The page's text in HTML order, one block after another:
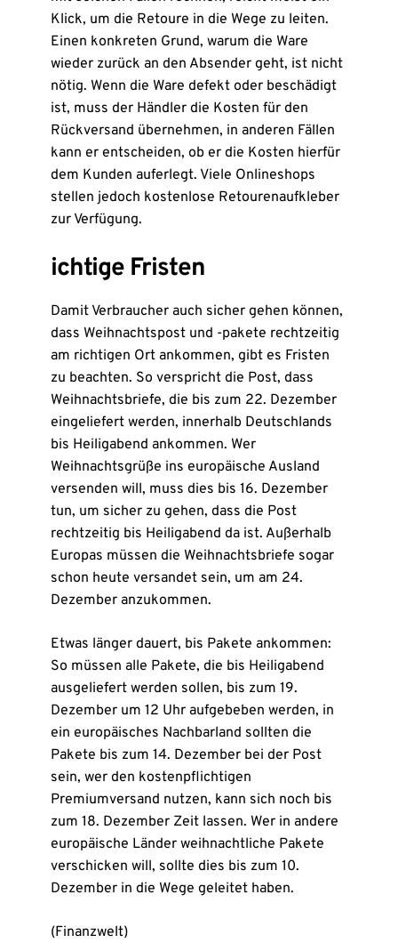
Klick, um die Retoure in die Wege zu leiten.
Einen konkreten Grund, warum die Ware
wieder zurück an den Absender geht, ist nicht
nötig. Wenn die Ware defekt oder beschädigt
ist, muss der Händler die Kosten für den
Rückversand übernehmen, in anderen Fällen
kann er entscheiden, ob er die Kosten hierfür
dem Kunden auferlegt. Viele Onlineshops
stellen jedoch kostenlose Retourenaufkleber
zur Verfügung.
ichtige Fristen
Damit Verbraucher auch sicher gehen können,
dass Weihnachtspost und -pakete rechtzeitig
am richtigen Ort ankommen, gibt es Fristen
zu beachten. So verspricht die Post, dass
Weihnachtsbriefe, die bis zum 22. Dezember
eingeliefert werden, innerhalb Deutschlands
bis Heiligabend ankommen. Wer
Weihnachtsgrüße ins europäische Ausland
versenden will, muss dies bis 16. Dezember
tun, um sicher zu gehen, dass die Post
rechtzeitig bis Heiligabend da ist. Außerhalb
Europas müssen die Weihnachtsbriefe sogar
schon heute versandet sein, um am 24.
Dezember anzukommen.
Etwas länger dauert, bis Pakete ankommen:
So müssen alle Pakete, die bis Heiligabend
ausgeliefert werden sollen, bis zum 19.
Dezember um 12 Uhr aufgebeben werden, in
ein europäisches Nachbarland sollten die
Pakete bis zum 14. Dezember bei der Post
sein, wer den kostenpflichtigen
Premiumversand nutzen, kann sich noch bis
zum 18. Dezember Zeit lassen. Wer in andere
europäische Länder weihnachtliche Pakete
verschicken will, sollte dies bis zum 10.
Dezember in die Wege geleitet haben.
(Finanzwelt)